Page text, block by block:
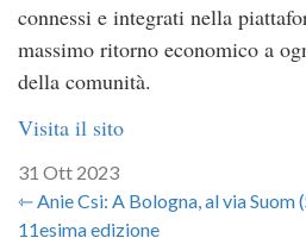
connessi e integrati nella
massimo ritorno economico a
della comunità.
Visita il sito
31 Ott 2023
⇽ Anie Csi: A Bologna, al via
11esima edizione